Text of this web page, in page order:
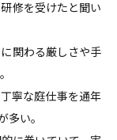
修を受けたと聞い
関わる厳しさや手
寧な庭仕事を通年
多い。